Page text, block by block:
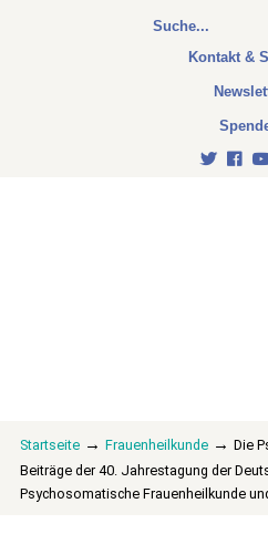
Kontakt &
Startseite → Frauenheilkunde → Die
Beiträge der 40. Jahrestagung der
Psychosomatische Frauenheilkunde